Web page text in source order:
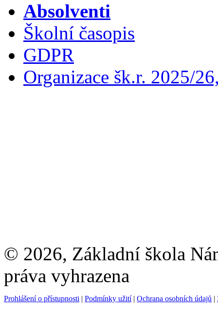
Absolventi
Školní časopis
GDPR
Organizace šk.r. 2025/
© 2026, Základní škola
práva vyhrazena
Prohlášení o přístupnosti | Podmínky užití| Ochrana osobních údajů |